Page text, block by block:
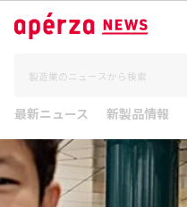
最新ニュース 新製品情報